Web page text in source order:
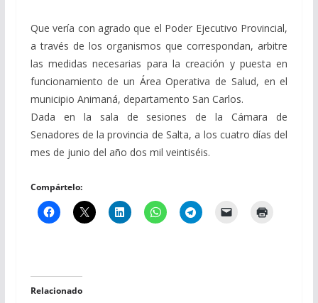
Que vería con agrado que el Poder Ejecutivo Provincial,
a través de los organismos que correspondan, arbitre
las medidas necesarias para la creación y puesta en
funcionamiento de un Área Operativa de Salud, en el
municipio Animaná, departamento San Carlos.
Dada en la sala de sesiones de la Cámara de
Senadores de la provincia de Salta, a los cuatro días del
mes de junio del año dos mil veintiséis.
Compártelo:
Relacionado